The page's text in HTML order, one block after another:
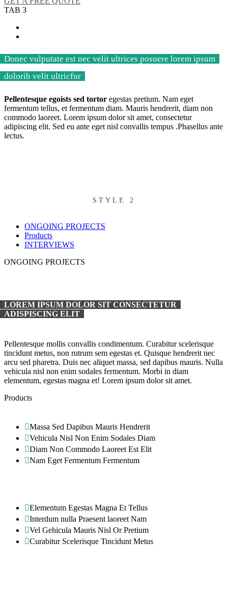
TAB 3
Donec vulputate est nec velit ultrices posuere lorem ipsum
dolorib velit ultricfur
Pellentesque egoists sed tortor egestas pretium. Nam eget
fermentum tellus, et fermentum diam. Mauris hendrerit, diam non
commodo laoreet. Lorem ipsum dolor sit amet, consectetur
adipiscing elit. Sed eu ante eget nisl convallis tempus .Phasellus ante
lectus.
STYLE 2
ONGOING PROJECTS
Products
INTERVIEWS
ONGOING PROJECTS
LOREM IPSUM DOLOR SIT CONSECTETUR
ADISPISCING ELIT
Pellentesque mollis convallis condimentum. Curabitur scelerisque
tincidunt metus, non rutrum sem egestas et. Quisque hendrerit nec
arcu sed pharetra. Duis nec aliquet massa, sed dapibus mauris. Nulla
vehicula nisl non enim sodales fermentum. Morbi in diam
elementum, egestas magna et! Lorem ipsum dolor sit amet.
Products
Massa Sed Dapibus Mauris Hendrerit
Vehicula Nisl Non Enim Sodales Diam
Diam Non Commodo Laoreet Est Elit
Nam Eget Fermentum Fermentum
Elementum Egestas Magna Et Tellus
Interdum nulla Praesent laoreet Nam
Vel Gehicula Mauris Nisl Or Pretium
Curabitur Scelerisque Tincidunt Metus